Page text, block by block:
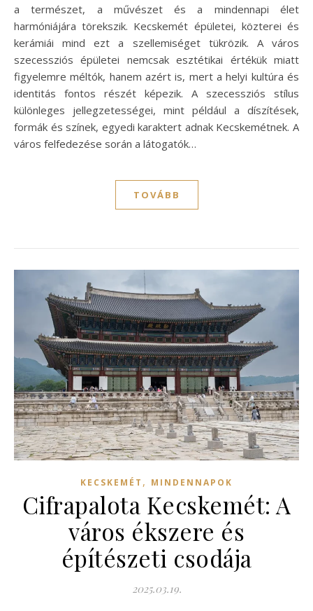
a természet, a művészet és a mindennapi élet
harmóniájára törekszik. Kecskemét épületei, közterei és
kerámiái mind ezt a szellemiséget tükrözik. A város
szecessziós épületei nemcsak esztétikai értékük miatt
figyelemre méltók, hanem azért is, mert a helyi kultúra és
identitás fontos részét képezik. A szecessziós stílus
különleges jellegzetességei, mint például a díszítések,
formák és színek, egyedi karaktert adnak Kecskemétnek. A
város felfedezése során a látogatók…
TOVÁBB
KECSKEMÉT , MINDENNAPOK
Cifrapalota Kecskemét: A
város ékszere és
építészeti csodája
2025.03.19.